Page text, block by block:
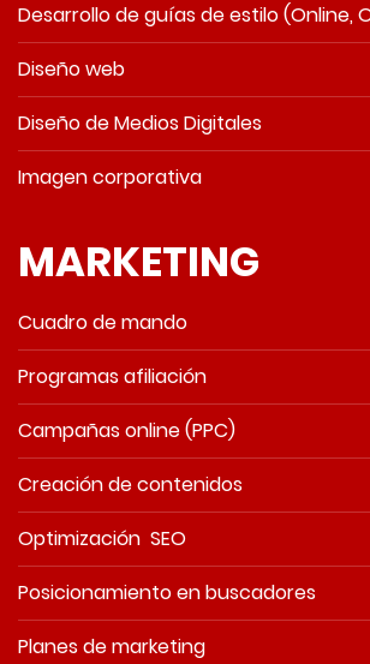
Desarrollo de guías de estilo (Online,
Diseño web
Diseño de Medios Digitales
Imagen corporativa
MARKETING
Cuadro de mando
Programas afiliación
Campañas online (PPC)
Creación de contenidos
Optimización SEO
Posicionamiento en buscadores
Planes de marketing